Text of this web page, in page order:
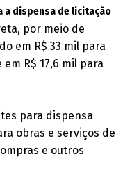
a dispensa de licitação
por meio de
em R$ 33 mil para
R$ 17,6 mil para
para dispensa
obras e serviços de
e outros